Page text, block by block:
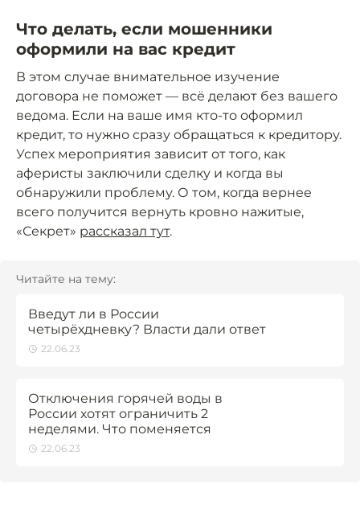
Что делать, если мошенники
оформили на вас кредит
В этом случае внимательное изучение
договора не поможет — всё делают без вашего
ведома. Если на ваше имя кто-то оформил
кредит, то нужно сразу обращаться к кредитору.
Успех мероприятия зависит от того, как
аферисты заключили сделку и когда вы
обнаружили проблему. О том, когда вернее
всего получится вернуть кровно нажитые,
«Секрет» рассказал тут.
Читайте на тему:
Введут ли в России
четырёхдневку? Власти дали ответ
22.06.23
Отключения горячей воды в
России хотят ограничить 2
неделями. Что поменяется
22.06.23